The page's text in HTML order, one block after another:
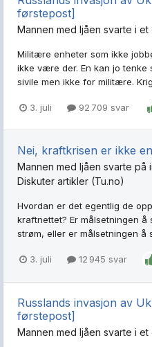
førstepost]
Mannen med ljåen svarte i et
Militære enheter som ikke
ikke være der. En kan jo
sivile men ikke for militære.
3. juli 92 709 svar
Nei, kraftkrisen er ikke
Mannen med ljåen svarte på
Diskuter artikler (Tu.no)
Hvordan er det egentlig de
kraftnettet? Er målsetningen
strøm, eller er målsetningen å
3. juli 12 945 svar
Russlands invasjon av
førstepost]
Mannen med ljåen svarte i et